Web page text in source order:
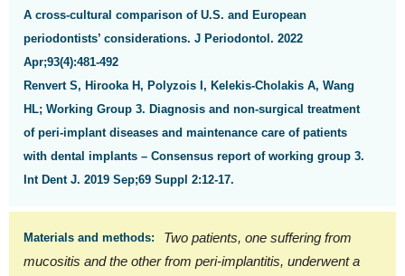
A cross-cultural comparison of U.S. and European
periodontists’ considerations. J Periodontol. 2022
Apr;93(4):481-492
Renvert S, Hirooka H, Polyzois I, Kelekis-Cholakis A, Wang
HL; Working Group 3. Diagnosis and non-surgical treatment
of peri-implant diseases and maintenance care of patients
with dental implants – Consensus report of working group 3.
Int Dent J. 2019 Sep;69 Suppl 2:12-17.
Materials and methods:
Two patients, one suffering from
mucositis and the other from peri-implantitis, underwent a